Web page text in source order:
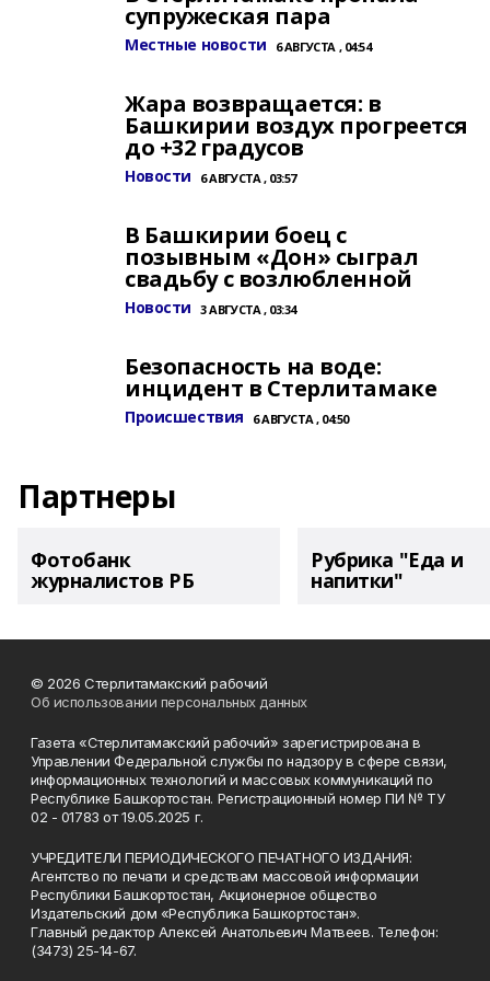
супружеская пара
Местные новости 6 АВГУСТА , 04:54
Жара возвращается: в
Башкирии воздух прогреется
до +32 градусов
Новости 6 АВГУСТА , 03:57
В Башкирии боец с
позывным «Дон» сыграл
свадьбу с возлюбленной
Новости 3 АВГУСТА , 03:34
Безопасность на воде:
инцидент в Стерлитамаке
Происшествия 6 АВГУСТА , 04:50
Партнеры
Фотобанк
журналистов РБ
Рубрика "Еда и
напитки"
© 2026 Стерлитамакский рабочий
Об использовании персональных данных
Газета «Стерлитамакский рабочий» зарегистрирована в
Управлении Федеральной службы по надзору в сфере связи,
информационных технологий и массовых коммуникаций по
Республике Башкортостан. Регистрационный номер ПИ № ТУ
02 - 01783 от 19.05.2025 г.
УЧРЕДИТЕЛИ ПЕРИОДИЧЕСКОГО ПЕЧАТНОГО ИЗДАНИЯ:
Агентство по печати и средствам массовой информации
Республики Башкортостан, Акционерное общество
Издательский дом «Республика Башкортостан».
Главный редактор Алексей Анатольевич Матвеев. Телефон:
(3473) 25-14-67.